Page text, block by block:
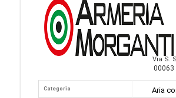
Via S.
00063
Categoria
Aria